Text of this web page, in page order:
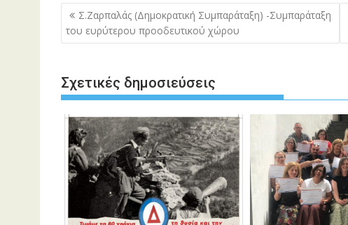
Πλοήγηση
άρθρων
Σ.Ζαρπαλάς (Δημοκρατική Συμπαράταξη) -Συμπαράταξη
του ευρύτερου προοδευτικού χώρου
Σχετικές δημοσιεύσεις